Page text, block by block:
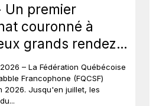
Un premier
couronné à
grands rendez-
au Québec.
– La Fédération Québécoise
Francophone (FQCSF)
2026. Jusqu'en juillet, les